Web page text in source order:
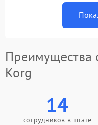
Преимущества
Korg
14
сотрудников в штате